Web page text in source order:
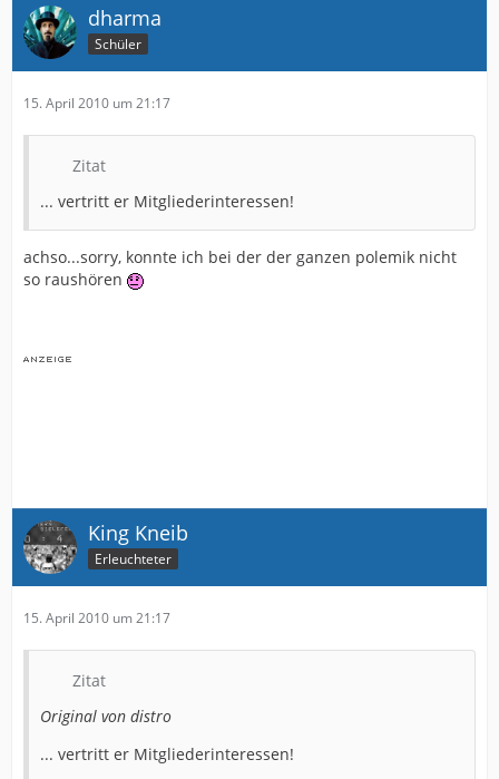
dharma
Schüler
15. April 2010 um 21:17
Zitat
... vertritt er Mitgliederinteressen!
achso...sorry, konnte ich bei der der ganzen polemik nicht
so raushören
King Kneib
Erleuchteter
15. April 2010 um 21:17
Zitat
Original von distro
... vertritt er Mitgliederinteressen!